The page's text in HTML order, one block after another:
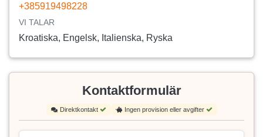
+385919498228
VI TALAR
Kroatiska, Engelsk, Italienska, Ryska
Kontaktformulär
Direktkontakt Ingen provision eller avgifter